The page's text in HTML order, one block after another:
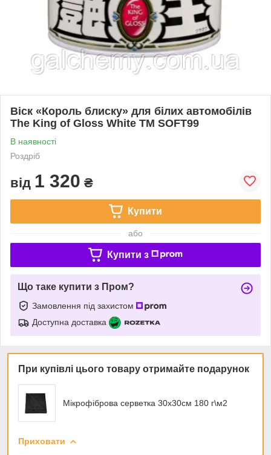
Віск «Король блиску» для білих автомобілів
The King of Gloss White ТМ SOFT99
В наявності
Роздріб
від 1 320 ₴
Купити
або
Купити з
Що таке купити з Пром?
Замовлення під захистом
Доступна доставка
При купівлі цього товару отримайте подарунок
Мікрофіброва серветка 30х30см 180 г\м2
Приховати